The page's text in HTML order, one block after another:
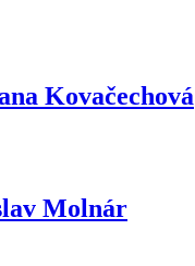
Kovačechová
Molnár